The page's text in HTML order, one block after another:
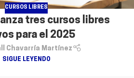
CURSOS LIBRES
tres cursos libres
para el 2025
Chavarría Martínez
SIGUE LEYENDO